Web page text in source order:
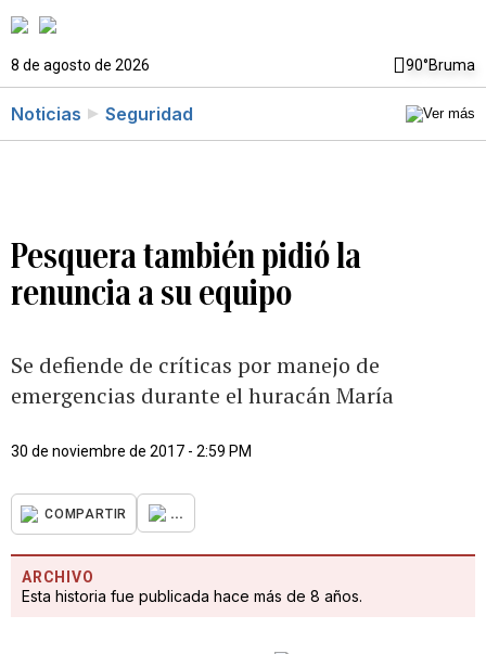
8 de agosto de 2026 90°Bruma
Noticias Seguridad
Pesquera también pidió la
renuncia a su equipo
Se defiende de críticas por manejo de
emergencias durante el huracán María
30 de noviembre de 2017 - 2:59 PM
COMPARTIR ...
ARCHIVO
Esta historia fue publicada hace más de 8 años.